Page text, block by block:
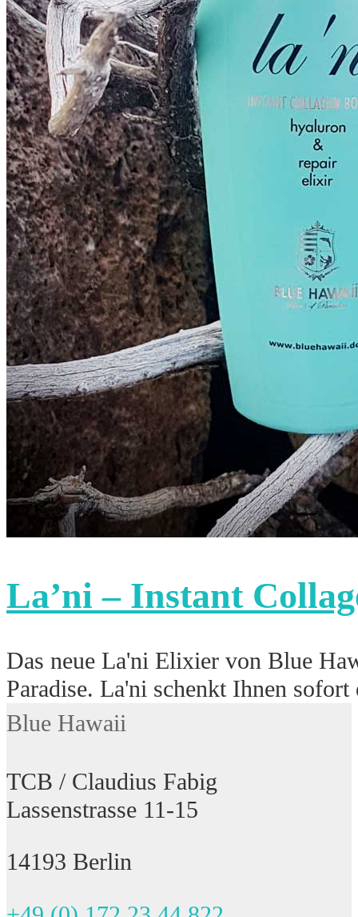
La’ni – Instant
Das neue La'ni Elixier von Blue
Paradise. La'ni schenkt Ihnen
Blue Hawaii
TCB / Claudius Fabig
Lassenstrasse 11-15
14193 Berlin